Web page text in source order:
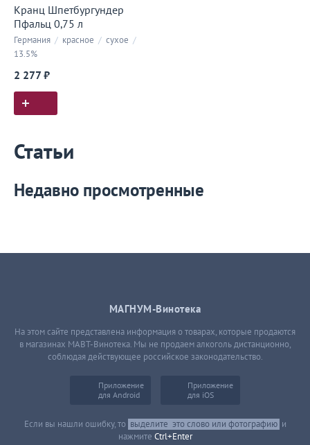
Кранц Шпетбургундер
Пфальц 0,75 л
Германия / красное / сухое /
13.5%
2 277 ₽
Статьи
Недавно просмотренные
МАГНУМ-Винотека
На этом сайте представлена информация о товарах, которые продаются
в магазинах МАВТ-Винотека. Мы не продаем алкоголь дистанционно,
соблюдая действующее российское законодательство.
Приложение
для Android
Приложение
для iOS
Если вы нашли ошибку, то выделите это слово или фотографию и
нажмите Ctrl+Enter